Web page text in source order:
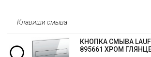
Клавиши смыва
КНОПКА СМЫВА
895661 ХРОМ